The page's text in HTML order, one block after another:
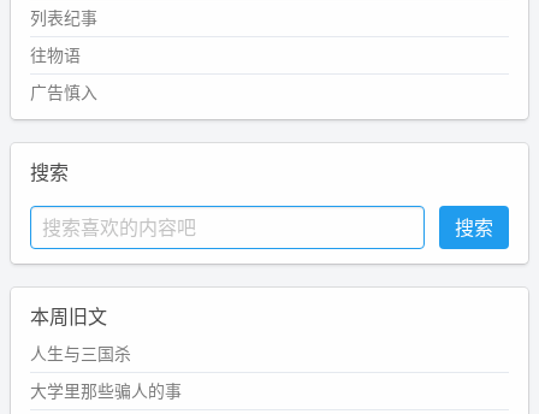
列表纪事
往物语
广告慎入
搜索
本周旧文
人生与三国杀
大学里那些骗人的事